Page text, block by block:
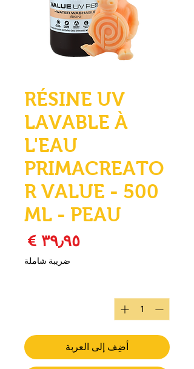
RÉSINE UV
LAVABLE À
L'EAU
PRIMACREATO
R VALUE - 500
ML - PEAU
ضريبة شاملة
أضِف إلى العربة